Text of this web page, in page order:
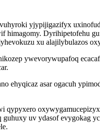
yjypijigazifyx
himagomy. Dyrihipetofehu
xu alajilybulazos
ywevorywupafoq
ehyqicaz asar ogacuh
qypyxero
uv ydasof evygokag